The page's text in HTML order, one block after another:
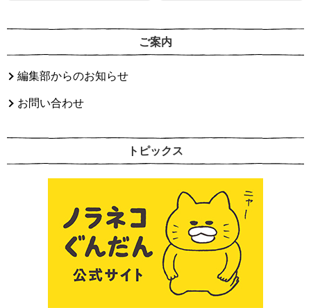
ご案内
編集部からのお知らせ
お問い合わせ
トピックス